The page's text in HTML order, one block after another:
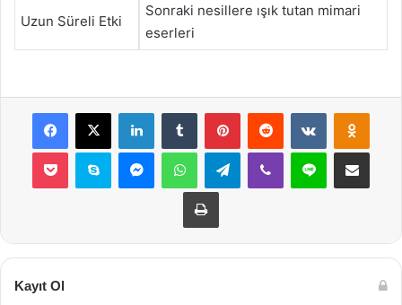
Uzun Süreli Etki
Sonraki nesillere ışık tutan mimari
eserleri
Facebook
X LinkedInTumblr PinterestReddit VKontakte
Pocket Skype MessengerWhatsAppTelegramViber Line E-Posta ile
Yazdır
Kayıt Ol